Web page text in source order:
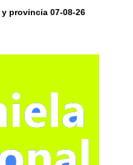
provincia 07-08-26